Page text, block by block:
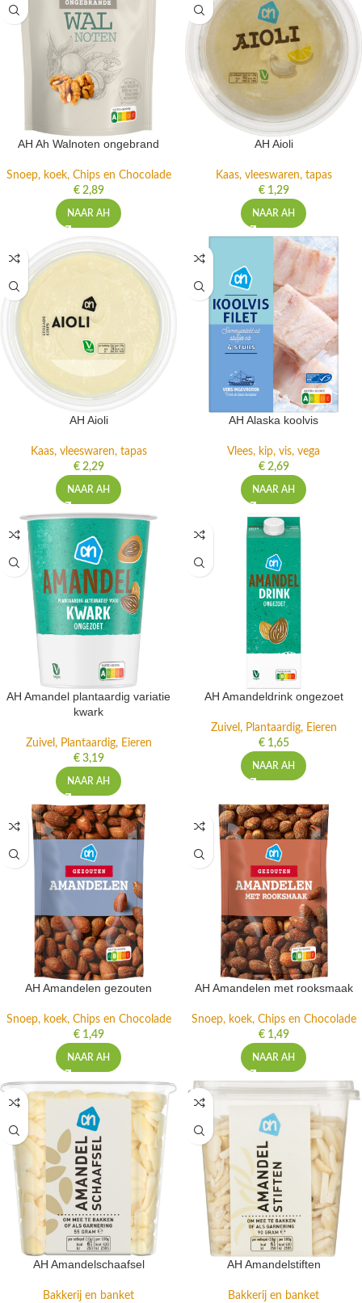
AH Ah Walnoten ongebrand
Snoep, koek, Chips en Chocolade
€2,89
NAAR AH
AH Aioli
Kaas, vleeswaren, tapas
€1,29
NAAR AH
AH Aioli
Kaas, vleeswaren, tapas
€2,29
NAAR AH
AH Alaska koolvis
Vlees, kip, vis, vega
€2,69
NAAR AH
AH Amandel plantaardig variatie
kwark
Zuivel, Plantaardig, Eieren
€3,19
NAAR AH
AH Amandeldrink ongezoet
Zuivel, Plantaardig, Eieren
€1,65
NAAR AH
AH Amandelen gezouten
Snoep, koek, Chips en Chocolade
€1,49
NAAR AH
AH Amandelen met rooksmaak
Snoep, koek, Chips en Chocolade
€1,49
NAAR AH
AH Amandelschaafsel
Bakkerij en banket
AH Amandelstiften
Bakkerij en banket